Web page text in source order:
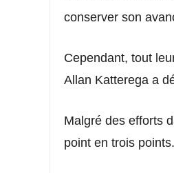
conserver son
Cependant, tout
Allan Katterega a
Malgré des efforts
point en trois points.